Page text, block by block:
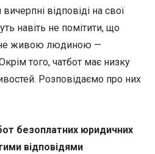
відповіді на свої
навіть не помітити, що
не живою людиною —
того, чатбот має низку
Розповідаємо про них
безоплатних юридичних
відповідями